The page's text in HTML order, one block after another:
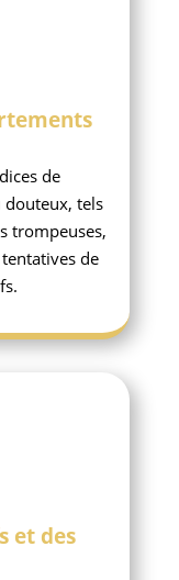
de
tels
trompeuses,
de
et des